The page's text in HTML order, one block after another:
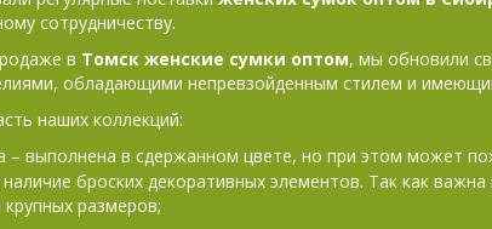
сотрудничеству.
в Томск женские сумки оптом, мы обновили
обладающими непревзойденным стилем и
наших коллекций:
– выполнена в сдержанном цвете, но при этом может
броских декоративных элементов. Так как
крупных размеров;